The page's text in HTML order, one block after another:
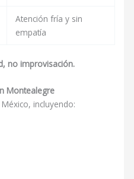
Atención fría y sin
empatía
no improvisación.
Montealegre
incluyendo: